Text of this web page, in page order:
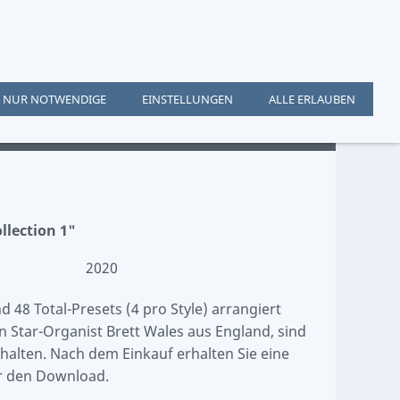
1"
2020
48 Total-Presets (4 pro Style) arrangiert
Organist Brett Wales aus England, sind
Nach dem Einkauf erhalten Sie eine
den Download.
NUR NOTWENDIGE EINSTELLUNGEN ALLE ERLAUBEN